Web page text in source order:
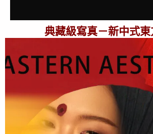
典藏級寫真－新中式東